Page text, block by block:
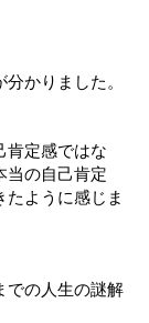
かりました。
肯定感ではな
当の自己肯定
ように感じま
での人生の謎解